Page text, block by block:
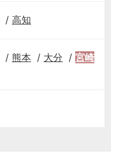
高知
熊本 大分
宮崎